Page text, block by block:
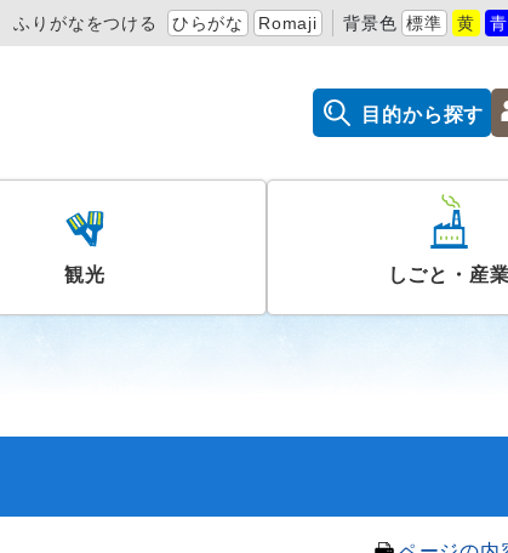
ふりがなをつける ひらがな Romaji 背景色 標準 黄 青
目的から探す
観光 しごと・産業